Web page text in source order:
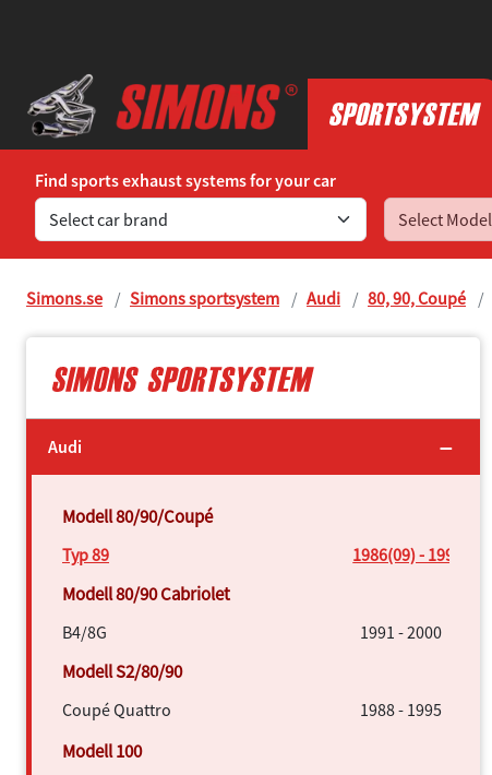
Find sports exhaust systems for your car
Simons.se Simons sportsystem Audi 80, 90, Coupé
Audi
Typ 89 1986(09) - 1996
B4/8G 1991 - 2000
Coupé Quattro 1988 - 1995